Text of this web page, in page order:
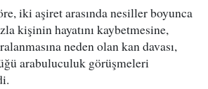
iki aşiret arasında nesiller boyunca
kişinin hayatını kaybetmesine,
neden olan kan davası,
arabuluculuk görüşmeleri